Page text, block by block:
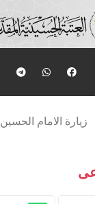
زيارة الامام الحسين